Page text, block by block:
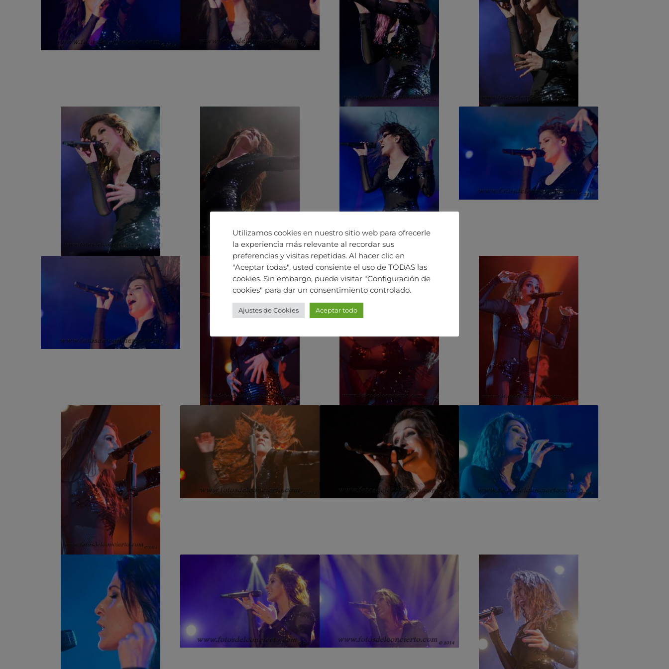
Utilizamos cookies en nuestro sitio web para ofrecerle
la experiencia más relevante al recordar sus
preferencias y visitas repetidas. Al hacer clic en
"Aceptar todas", usted consiente el uso de TODAS las
cookies. Sin embargo, puede visitar "Configuración de
cookies" para dar un consentimiento controlado.
Ajustes de Cookies Aceptar todo